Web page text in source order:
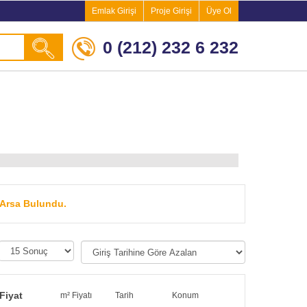
Emlak Girişi Proje Girişi Üye Ol
0 (212) 232 6 232
Arsa Bulundu.
Fiyat m² Fiyatı Tarih Konum